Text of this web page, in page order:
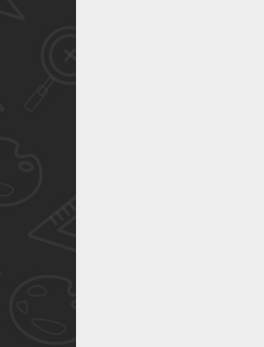
功备案！
功备案！
功备案！